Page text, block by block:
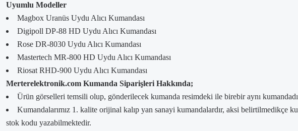
Uyumlu Modeller
Magbox Uranüs Uydu Alıcı Kumandası
Digipoll DP-88 HD Uydu Alıcı Kumandası
Rose DR-8030 Uydu Alıcı Kumandası
Mastertech MR-800 HD Uydu Alıcı Kumandası
Riosat RHD-900 Uydu Alıcı Kumandası
Merterelektronik.com Kumanda Siparişleri Hakkında;
Ürün görselleri temsili olup, gönderilecek kumanda resimdeki ile birebir aynı
Kumandalarımız 1. kalite orijinal kalıp yan sanayi kumandalardır, aksi belirtilmedikçe
stok kodu yazabilmektedir.